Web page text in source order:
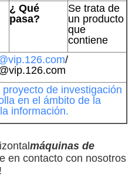
¿ Qué
pasa?
Se trata de
un producto
que
contiene
/
de investigación
en el ámbito de la
información.
máquinas de
en contacto con nosotros